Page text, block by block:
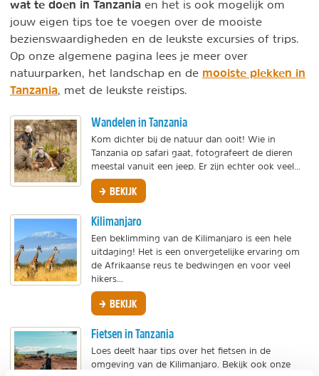
wat te doen in Tanzania en het is ook mogelijk om
jouw eigen tips toe te voegen over de mooiste
bezienswaardigheden en de leukste excursies of trips.
Op onze algemene pagina lees je meer over
natuurparken, het landschap en de mooiste plekken in
Tanzania , met de leukste reistips.
Wandelen in Tanzania
Kom dichter bij de natuur dan ooit! Wie in
Tanzania op safari gaat, fotografeert de dieren
meestal vanuit een jeep. Er zijn echter ook veel...
BEKIJK
Kilimanjaro
Een beklimming van de Kilimanjaro is een hele
uitdaging! Het is een onvergetelijke ervaring om
de Afrikaanse reus te bedwingen en voor veel
hikers...
BEKIJK
Fietsen in Tanzania
Loes deelt haar tips over het fietsen in de
omgeving van de Kilimanjaro. Bekijk ook onze